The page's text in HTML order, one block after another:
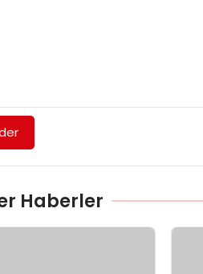
Haberler